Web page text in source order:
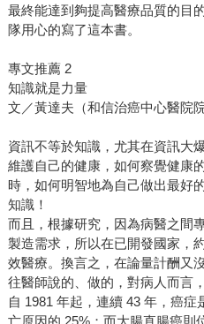
最終能達到夠提高醫療品質的目
隊用心的寫了這本書。
專文推薦 2
知識就是力量
文／黃達夫（和信治癌中心醫院院
資訊不等於知識，尤其在資訊大
維護自己的健康，如何察覺健康
時，如何明智地為自己做出最好
知識！
而且，根據研究，因為病醫之間
製造需求，所以在已開發國家，
效醫療。換言之，在論量計酬又
往醫師說的、做的，對病人而言
自 1981 年起，連續 43 年，癌
亡原因的 25%；而大腸直腸癌則